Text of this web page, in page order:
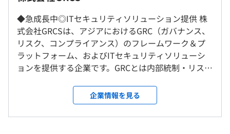
・最新セキュリティ動向勉強会
・EAP/社員支援プログラム制度
CYOD制度があり、入社時に一律13万円支給いたします。
就業場所の変更範囲
＜雇入時＞
東京本社、および自宅
＜変更範囲＞
会社の定める場所
受動喫煙防止措置に関する事項
フレックスタイム制（コアタイムなし）
標準労働時間：8時間
休憩時間：60分
平均残業時間：全社月平均10時間未満
◆急成長中◎ITセキュリティソリューション提供 株
式会社GRCSは、アジアにおけるGRC（ガバナンス、
リスク、コンプライアンス）のフレームワーク＆プ
ラットフォーム、およびITセキュリティソリューシ
ョンを提供する企業です。GRCとは内部統制・リスク
企業のリスク対応能力を向上させる考え方、統合的
管理手法として北米を中心に普及しています。国内コ
ンプライアンスの市場規模は2兆円とも言われてい
企業情報を見る